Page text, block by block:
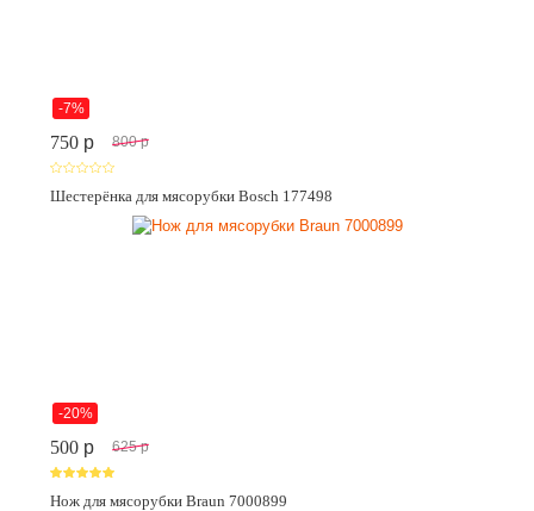
-7%
750 p 800 p
Шестерёнка для мясорубки Bosch 177498
-20%
500 p 625 p
Нож для мясорубки Braun 7000899